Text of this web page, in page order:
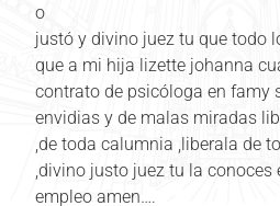
o
justó y divino juez tu que todo
que a mi hija lizette johanna
contrato de psicóloga en famy
envidias y de malas miradas
,de toda calumnia ,liberala de
,divino justo juez tu la conoces
empleo amen….